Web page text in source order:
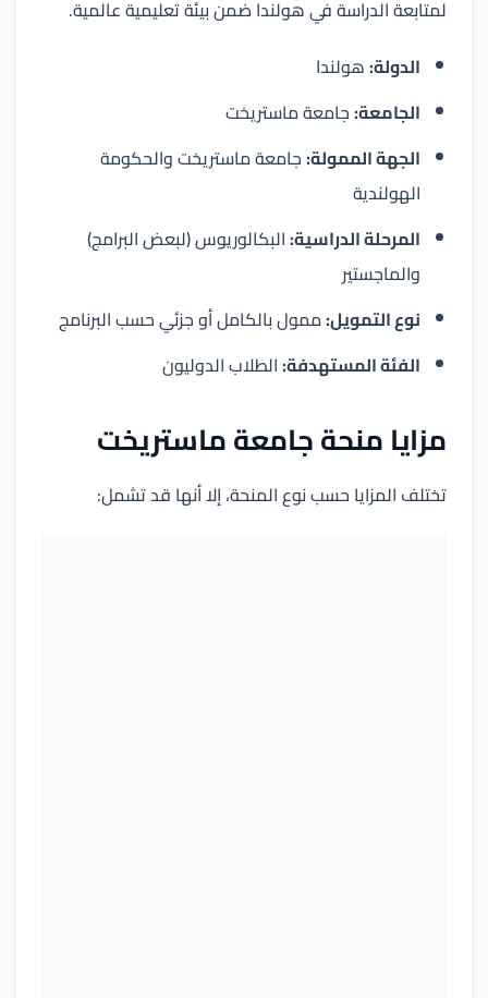
لمتابعة الدراسة في هولندا ضمن بيئة تعليمية عالمية.
الدولة:هولندا
الجامعة:جامعة ماستريخت
الجهة الممولة:جامعة ماستريخت والحكومة
الهولندية
المرحلة الدراسية:البكالوريوس (لبعض البرامج)
والماجستير
نوع التمويل:ممول بالكامل أو جزئي حسب البرنامج
الفئة المستهدفة:الطلاب الدوليون
مزايا منحة جامعة ماستريخت
تختلف المزايا حسب نوع المنحة، إلا أنها قد تشمل: